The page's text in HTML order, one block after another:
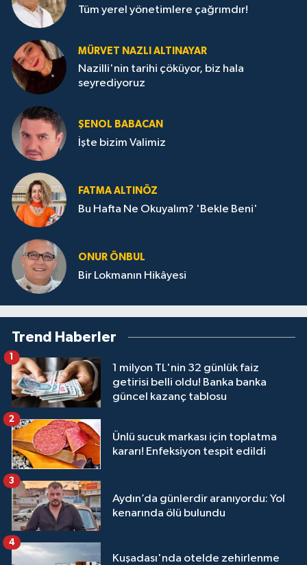
Tüm yerel yönetimlere çağrımdır!
MÜRVET NAZLI ALTINAYAR
Nazilli'nin tarihi çöküyor, biz hala
seyrediyoruz
ŞENOL BABACAN
İşte bizim Valimiz
FATMA ALTINÖZ
Bu Hafta Ne Okuyalım? 'Bekle Beni'
ONUR ÖNBUL
Bir Lokmanın Hikâyesi
Trend Haberler
1 milyon TL'nin 32 günlük faiz
getirisi belli oldu! Banka banka
güncel kazanç tablosu
1
Ünlü sucuk markası için toplatma
kararı! Enfeksiyon tespit edildi
2
Aydın’da günlerdir aranıyordu: Yol
kenarında ölü bulundu
3
Kuşadası'nda otelde zehirlenme
4